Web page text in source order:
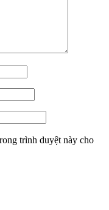
trình duyệt này cho